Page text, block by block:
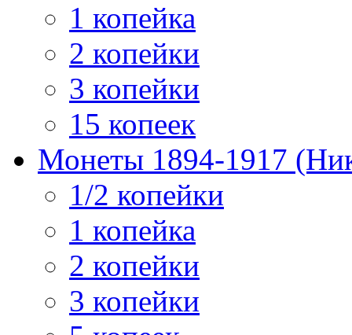
1 копейка
2 копейки
3 копейки
15 копеек
Монеты 1894-1917
1/2 копейки
1 копейка
2 копейки
3 копейки